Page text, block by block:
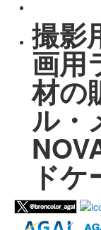
撮影
画用
材の
ル・
ドケ